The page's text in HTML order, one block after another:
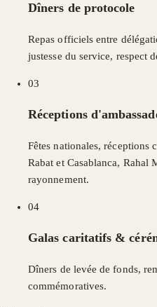
Dîners de protocole
Repas officiels entre
justesse du service, respect
03
Réceptions
Fêtes nationales,
Rabat et Casablanca, Rahal
rayonnement.
04
Galas caritatifs &
Dîners de levée de fonds,
commémoratives.